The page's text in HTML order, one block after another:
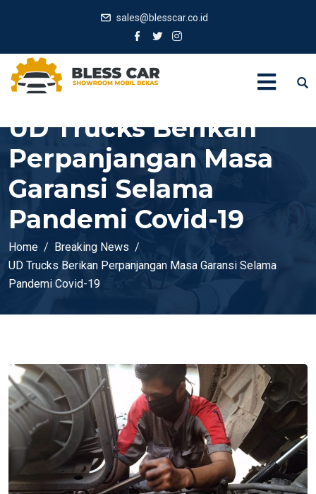
sales@blesscar.co.id
UD Trucks Berikan
Perpanjangan Masa
Garansi Selama
Pandemi Covid-19
Home
Breaking News
UD Trucks Berikan Perpanjangan Masa Garansi Selama
Pandemi Covid-19